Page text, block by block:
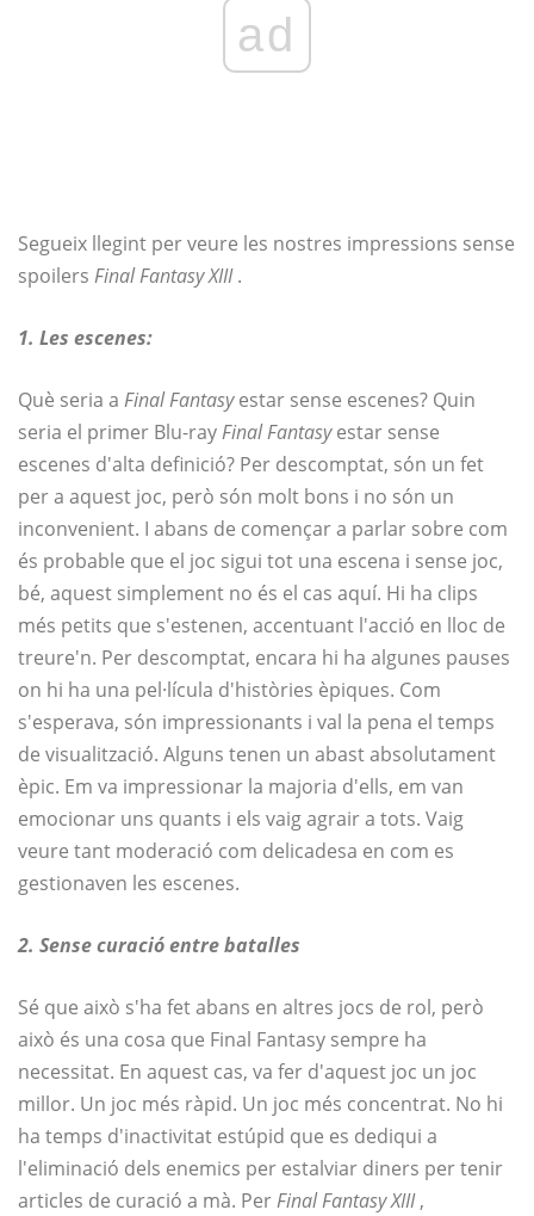
ad
Segueix llegint per veure les nostres impressions sense
spoilers Final Fantasy XIII.
1. Les escenes:
Què seria a Final Fantasyestar sense escenes? Quin
seria el primer Blu-rayFinal Fantasyestar sense
escenes d'alta definició? Per descomptat, són un fet
per a aquest joc, però són molt bons i no són un
inconvenient. I abans de començar a parlar sobre com
és probable que el joc sigui tot una escena i sense joc,
bé, aquest simplement no és el cas aquí. Hi ha clips
més petits que s'estenen, accentuant l'acció en lloc de
treure'n. Per descomptat, encara hi ha algunes pauses
on hi ha una pel·lícula d'històries èpiques. Com
s'esperava, són impressionants i val la pena el temps
de visualització. Alguns tenen un abast absolutament
èpic. Em va impressionar la majoria d'ells, em van
emocionar uns quants i els vaig agrair a tots. Vaig
veure tant moderació com delicadesa en com es
gestionaven les escenes.
2. Sense curació entre batalles
Sé que això s'ha fet abans en altres jocs de rol, però
això és una cosa que Final Fantasy sempre ha
necessitat. En aquest cas, va fer d'aquest joc un joc
millor. Un joc més ràpid. Un joc més concentrat. No hi
ha temps d'inactivitat estúpid que es dediqui a
l'eliminació dels enemics per estalviar diners per tenir
articles de curació a mà. PerFinal Fantasy XIII,